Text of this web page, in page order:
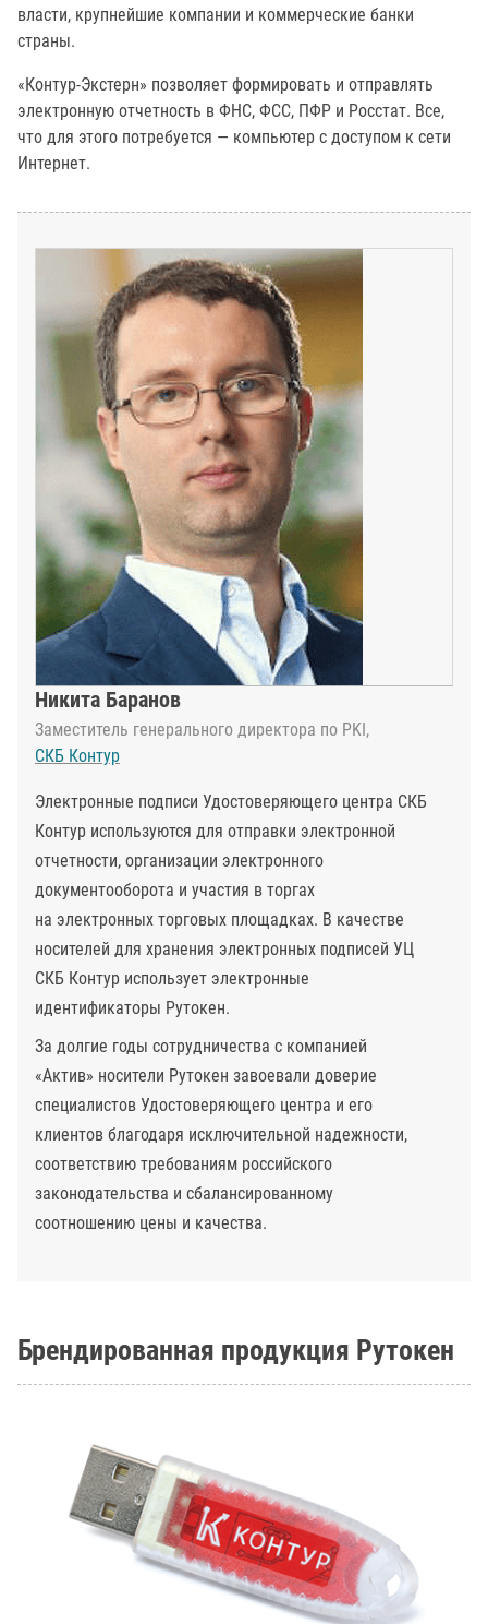
власти, крупнейшие компании и коммерческие банки
страны.
«Контур-Экстерн» позволяет формировать и отправлять
электронную отчетность в ФНС, ФСС, ПФР и Росстат. Все,
что для этого потребуется — компьютер с доступом к сети
Интернет.
Никита Баранов
Заместитель генерального директора по PKI,
СКБ Контур
Электронные подписи Удостоверяющего центра СКБ
Контур используются для отправки электронной
отчетности, организации электронного
документооборота и участия в торгах
на электронных торговых площадках. В качестве
носителей для хранения электронных подписей УЦ
СКБ Контур использует электронные
идентификаторы Рутокен.
За долгие годы сотрудничества с компанией
«Актив» носители Рутокен завоевали доверие
специалистов Удостоверяющего центра и его
клиентов благодаря исключительной надежности,
соответствию требованиям российского
законодательства и сбалансированному
соотношению цены и качества.
Брендированная продукция Рутокен